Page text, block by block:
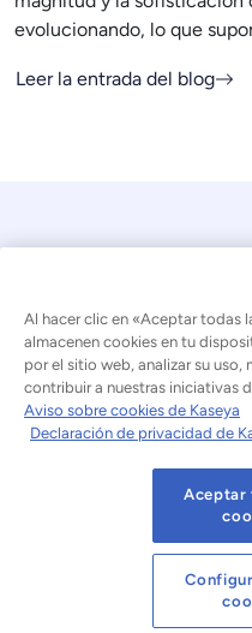
evolucionando, lo que
Leer la entrada del blog
© 2026 Kaseya.
Español
Declaración
Declaración de
Al hacer clic en «Aceptar todas
almacenen cookies en tu
por el sitio web, analizar su uso,
contribuir a nuestras iniciativas
Aviso sobre cookies de Kaseya
Declaración de privacidad de
Aceptar